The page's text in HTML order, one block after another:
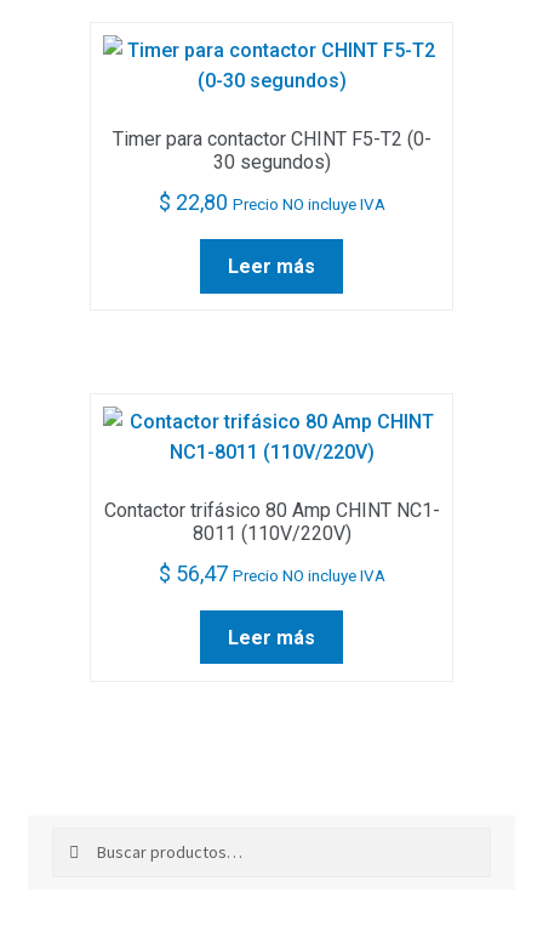
Timer para contactor CHINT F5-T2 (0-
30 segundos)
$ 22,80 Precio NO incluye IVA
Leer más
Contactor trifásico 80 Amp CHINT NC1-
8011 (110V/220V)
$ 56,47 Precio NO incluye IVA
Leer más